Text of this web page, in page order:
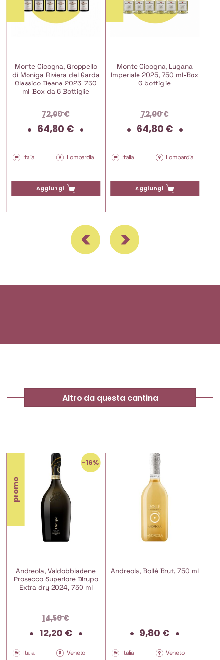
Monte Cicogna, Groppello
di Moniga Riviera del Garda
Classico Beana 2023, 750
ml-Box da 6 Bottiglie
72,00€
prezzo
era:
64,80 €
è:
Italia Lombardia
Aggiungi
Monte Cicogna, Lugana
Imperiale 2025, 750 ml-Box
6 bottiglie
72,00€
prezzo
era:
64,80 €
è:
Italia Lombardia
Aggiungi
Altro da questa cantina
-16%
promo
Andreola, Valdobbiadene
Prosecco Superiore Dirupo
Extra dry 2024, 750 ml
14,50€
prezzo
originale
12,20 €
attuale
Italia Veneto
Andreola, Bollé Brut, 750 ml
9,80 €
Italia Veneto